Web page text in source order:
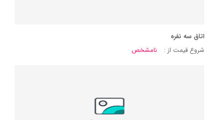
اتاق سه نفره
شروع قیمت از :
نامشخص